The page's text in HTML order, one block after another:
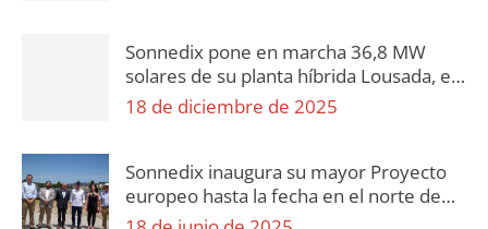
Sonnedix pone en marcha 36,8 MW
solares de su planta híbrida Lousada, en
Paredes, Portugal
18 de diciembre de 2025
Sonnedix inaugura su mayor Proyecto
europeo hasta la fecha en el norte de
Portugal: Sonnedix Douro, de 150